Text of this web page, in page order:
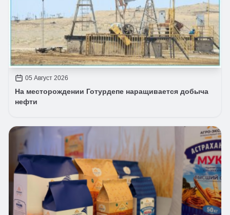
05 Август 2026
На месторождении Готурдепе наращивается добыча
нефти